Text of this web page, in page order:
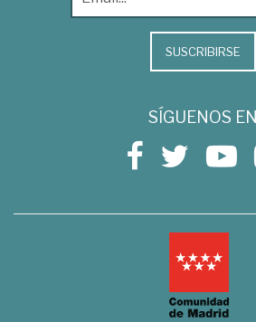
SUSCRIBIRSE
SÍGUENOS EN